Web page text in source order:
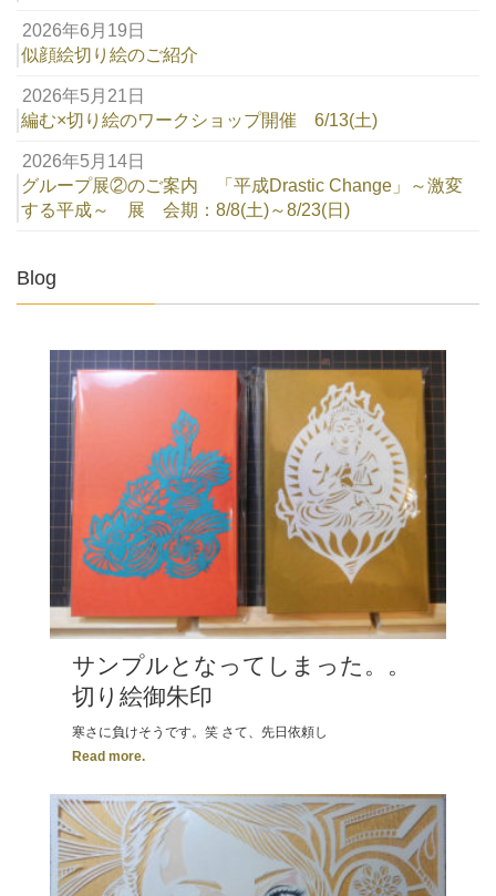
2026年6月19日
似顔絵切り絵のご紹介
2026年5月21日
編む×切り絵のワークショップ開催 6/13(土)
2026年5月14日
グループ展②のご案内 「平成Drastic Change」～激変
する平成～ 展 会期：8/8(土)～8/23(日)
Blog
サンプルとなってしまった。。
切り絵御朱印
寒さに負けそうです。笑 さて、先日依頼し
Read more.